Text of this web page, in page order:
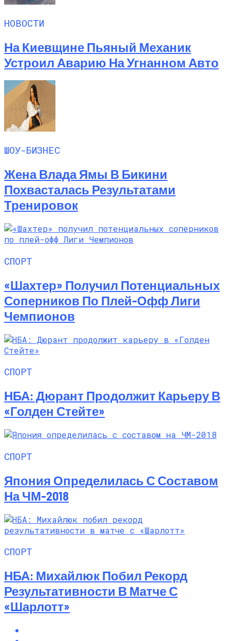
НОВОСТИ
На Киевщине Пьяный Механик
Устроил Аварию На Угнанном Авто
ШОУ-БИЗНЕС
Жена Влада Ямы В Бикини
Похвасталась Результатами
Тренировок
СПОРТ
«Шахтер» Получил Потенциальных
Соперников По Плей-Офф Лиги
Чемпионов
СПОРТ
НБА: Дюрант Продолжит Карьеру В
«Голден Стейте»
СПОРТ
Япония Определилась С Составом
На ЧМ-2018
СПОРТ
НБА: Михайлюк Побил Рекорд
Результативности В Матче С
«Шарлотт»